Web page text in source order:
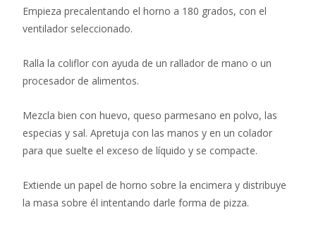
Empieza precalentando el horno a 180 grados, con el
ventilador seleccionado.
Ralla la coliflor con ayuda de un rallador de mano o un
procesador de alimentos.
Mezcla bien con huevo, queso parmesano en polvo, las
especias y sal. Apretuja con las manos y en un colador
para que suelte el exceso de líquido y se compacte.⁣⁣⁣⁣⁣⁣
Extiende un papel de horno sobre la encimera y distribuye
la masa sobre él intentando darle forma de pizza.